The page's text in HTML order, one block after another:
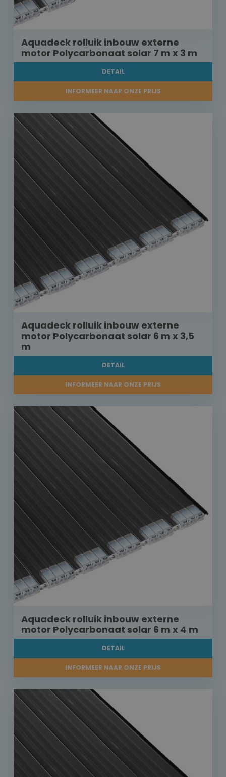
Aquadeck rolluik inbouw externe
motor Polycarbonaat solar 7 m x 3 m
DETAIL
INFORMEER NAAR ONZE PRIJS
Aquadeck rolluik inbouw externe
motor Polycarbonaat solar 6 m x 3,5
m
DETAIL
INFORMEER NAAR ONZE PRIJS
Aquadeck rolluik inbouw externe
motor Polycarbonaat solar 6 m x 4 m
DETAIL
INFORMEER NAAR ONZE PRIJS